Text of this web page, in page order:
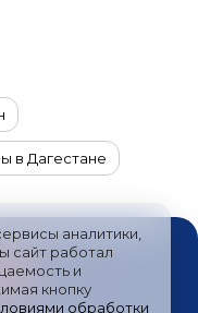
аналитики,
сайт работал
и
кнопку
обработки
в Дагестане